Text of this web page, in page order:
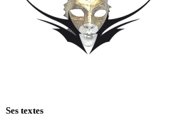
Ses textes